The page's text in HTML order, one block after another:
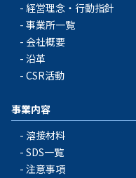
経営理念・行動指針
事業所一覧
会社概要
沿革
CSR活動
事業内容
溶接材料
SDS一覧
注意事項